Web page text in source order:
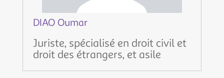
DIAO Oumar
Juriste, spécialisé en droit civil et
droit des étrangers, et asile